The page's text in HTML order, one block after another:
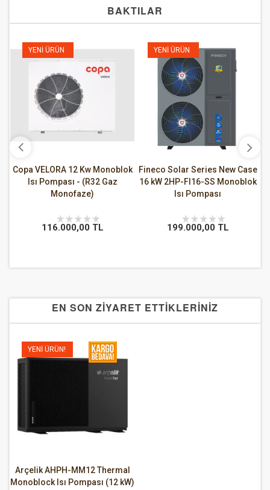
BAKTILAR
Copa VELORA 12 Kw Monoblok
Isı Pompası - (R32 Gaz
Monofaze)
YENI ÜRÜN
116.000,00 TL
Fineco Solar Series New Case
16 kW 2HP-FI16-SS Monoblok
Isı Pompası
YENI ÜRÜN
199.000,00 TL
EN SON ZİYARET ETTİKLERİNİZ
Arçelik AHPH-MM12 Thermal
Monoblock Isı Pompası (12 kW)
YENI ÜRÜN!